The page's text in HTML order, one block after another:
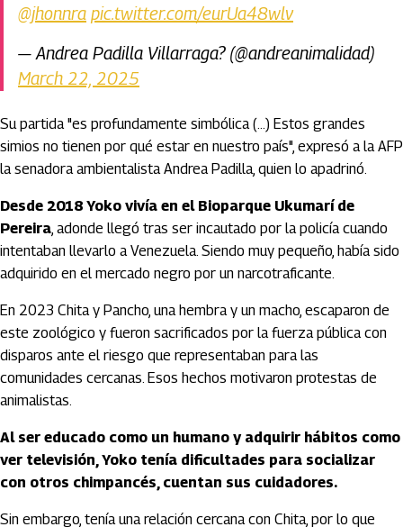
@jhonnra pic.twitter.com/eurUa48wlv
— Andrea Padilla Villarraga? (@andreanimalidad)
March 22, 2025
Su partida "es profundamente simbólica (...) Estos grandes
simios no tienen por qué estar en nuestro país", expresó a la AFP
la senadora ambientalista Andrea Padilla, quien lo apadrinó.
Desde 2018 Yoko vivía en el Bioparque Ukumarí de
Pereira, adonde llegó tras ser incautado por la policía cuando
intentaban llevarlo a Venezuela. Siendo muy pequeño, había sido
adquirido en el mercado negro por un narcotraficante.
En 2023 Chita y Pancho, una hembra y un macho, escaparon de
este zoológico y fueron sacrificados por la fuerza pública con
disparos ante el riesgo que representaban para las
comunidades cercanas. Esos hechos motivaron protestas de
animalistas.
Al ser educado como un humano y adquirir hábitos como
ver televisión, Yoko tenía dificultades para socializar
con otros chimpancés, cuentan sus cuidadores.
Sin embargo, tenía una relación cercana con Chita, por lo que